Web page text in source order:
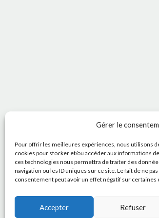
Gérer le
Pour offrir les meilleures expériences, nous utilisons
cookies pour stocker et/ou accéder aux informations
ces technologies nous permettra de traiter des
navigation ou les ID uniques sur ce site. Le fait de ne
consentement peut avoir un effet négatif sur
Accepter Refuser